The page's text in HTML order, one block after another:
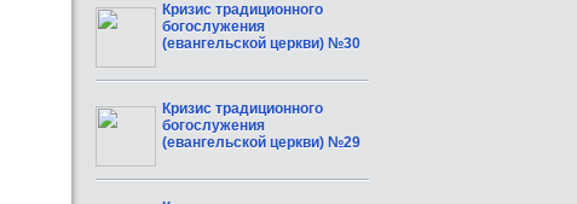
Кризис традиционного
богослужения
(евангельской церкви) №30
Кризис традиционного
богослужения
(евангельской церкви) №29